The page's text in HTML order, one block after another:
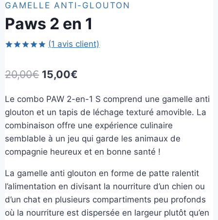
GAMELLE ANTI-GLOUTON
Paws 2 en 1
sur
notation
(1 avis client)
20,00€ Le
initial
était :
20,00€.
15,00€
actuel
est :
15,00€.
Le combo PAW 2-en-1 S comprend une gamelle anti
glouton et un tapis de léchage texturé amovible. La
combinaison offre une expérience culinaire
semblable à un jeu qui garde les animaux de
compagnie heureux et en bonne santé !
La gamelle anti glouton en forme de patte ralentit
l’alimentation en divisant la nourriture d’un chien ou
d’un chat en plusieurs compartiments peu profonds
où la nourriture est dispersée en largeur plutôt qu’en